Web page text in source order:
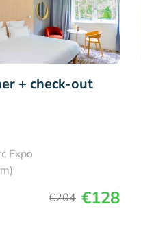
+ check-out
Expo
€204 €128